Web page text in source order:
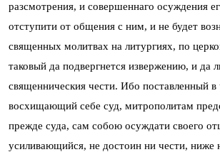
разсмотрения, и совершеннаго осуждения
отступити от общения с ним, и не будет
священных молитвах на литургиях, по
таковый да подвергнется извержению, и да
священническия чести. Ибо поставленный в
восхищающий себе суд, митрополитам
прежде суда, сам собою осуждати своего
усиливающийся, не достоин ни чести, ниже